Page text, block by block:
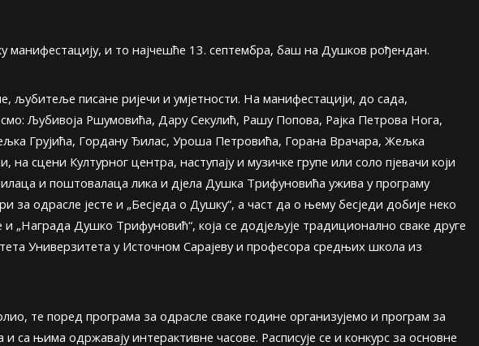
манифестацију, и то најчешће 13. септембра, баш на Душков рођендан.
љубитеље писане ријечи и умјетности. На манифестацији, до сада,
Љубивоја Ршумовића, Дару Секулић, Рашу Попова, Рајка Петрова Нога,
Грујића, Гордану Ђилас, Уроша Петровића, Горана Врачара, Жељка
сцени Културног центра, наступају и музичке групе или соло пјевачи који
и поштовалаца лика и дјела Душка Трифуновића ужива у програму
одрасле јесте и „Бесједа о Душку“, а част да о њему бесједи добије неко
„Награда Душко Трифуновић“, која се додјељује традиционално сваке друге
Универзитета у Источном Сарајеву и професора средњих школа из
те поред програма за одрасле сваке године организујемо и програм за
њима одржавају интерактивне часове. Расписује се и конкурс за основне